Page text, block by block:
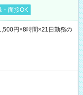
・面接OK
円×8時間×21日勤務の